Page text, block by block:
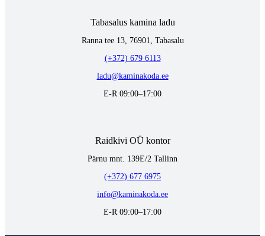
Tabasalus kamina ladu
Ranna tee 13, 76901, Tabasalu
(+372) 679 6113
ladu@kaminakoda.ee
E-R 09:00–17:00
Raidkivi OÜ kontor
Pärnu mnt. 139E/2 Tallinn
(+372) 677 6975
info@kaminakoda.ee
E-R 09:00–17:00